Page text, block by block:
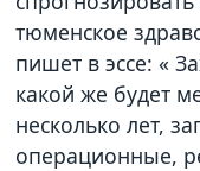
тюменское
пишет в эссе: «
какой же будет
несколько лет,
операционные,